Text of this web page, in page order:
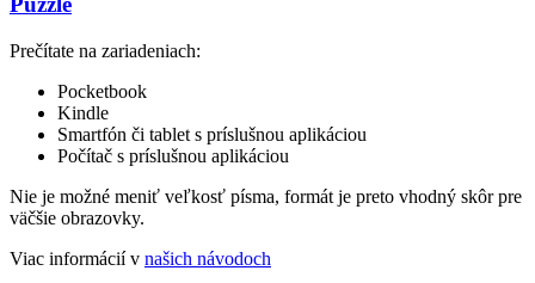
Prečítate na zariadeniach:
Pocketbook
Kindle
Smartfón či tablet s príslušnou aplikáciou
Počítač s príslušnou aplikáciou
Nie je možné meniť veľkosť písma, formát je preto vhodný skôr pre
väčšie obrazovky.
Viac informácií v našich návodoch